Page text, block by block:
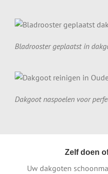
Bladrooster geplaatst in
Dakgoot naspoelen voor
Zelf doen
Uw dakgoten